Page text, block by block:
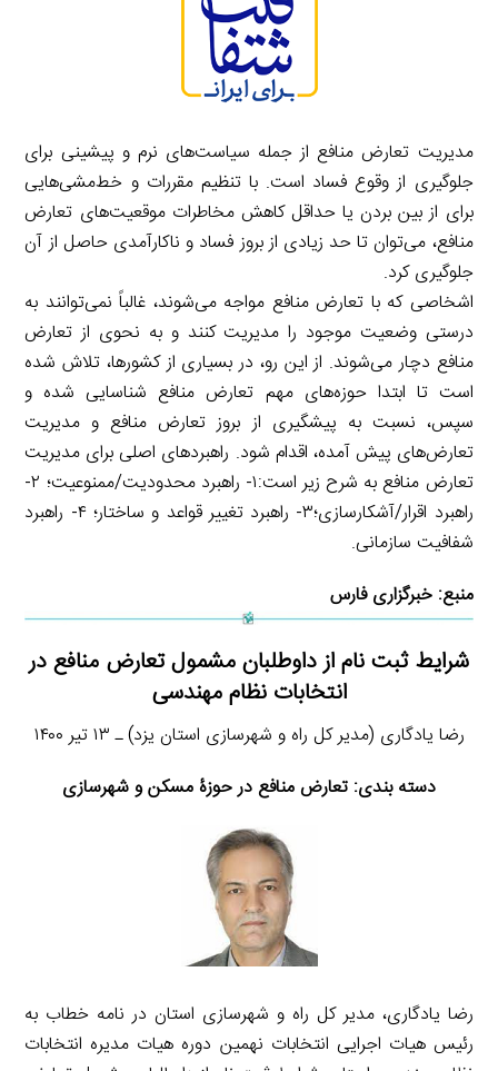
مدیریت تعارض منافع از جمله سیاست‌های نرم و پیشینی برای
جلوگیری از وقوع فساد است. با تنظیم مقررات و خط‌مشی‌هایی
برای از بین بردن یا حداقل کاهش مخاطرات موقعیت‌های تعارض
منافع، می‌توان تا حد زیادی از بروز فساد و ناکارآمدی حاصل از آن
جلوگیری کرد.
اشخاصی که با تعارض منافع مواجه می‌شوند، غالباً نمی‌توانند به
درستی وضعیت موجود را مدیریت کنند و به نحوی از تعارض
منافع دچار می‌شوند. از این رو، در بسیاری از کشورها، تلاش شده
است تا ابتدا حوزه‌های مهم تعارض منافع شناسایی شده و
سپس، نسبت به پیشگیری از بروز تعارض منافع و مدیریت
تعارض‌های پیش آمده، اقدام شود. راهبردهای اصلی برای مدیریت
تعارض منافع به شرح زیر است:۱- راهبرد محدودیت/ممنوعیت؛ ۲-
راهبرد اقرار/آشکارسازی؛۳- راهبرد تغییر قواعد و ساختار؛ ۴- راهبرد
شفافیت سازمانی.
منبع:خبرگزاری فارس
شرایط ثبت نام از داوطلبان مشمول تعارض منافع در
انتخابات نظام مهندسی
رضا یادگاری (مدیر کل راه و شهرسازی استان یزد) ـ ۱۳ تیر ۱۴۰۰
دسته بندی: تعارض منافع در حوزۀ مسکن و شهرسازی
رضا یادگاری، مدیر کل راه و شهرسازی استان در نامه خطاب به
رئیس هیات اجرایی انتخابات نهمین دوره هیات مدیره انتخابات